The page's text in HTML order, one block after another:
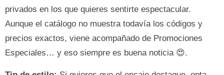
privados en los que quieres sentirte espectacular.
Aunque el catálogo no muestra todavía los códigos y
precios exactos, viene acompañado de Promociones
Especiales… y eso siempre es buena noticia 😍.